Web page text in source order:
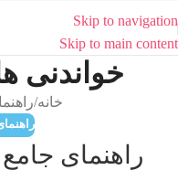
Skip to navigation
Skip to main content
خواندنی
خانه
راهنمای